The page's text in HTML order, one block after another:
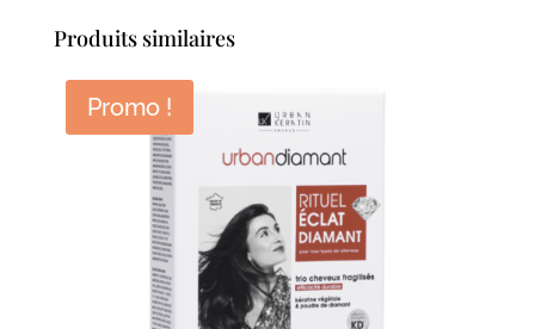
Produits similaires
Promo !